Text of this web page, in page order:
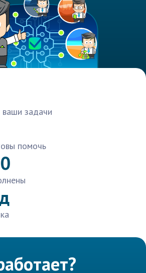
задачи
помочь